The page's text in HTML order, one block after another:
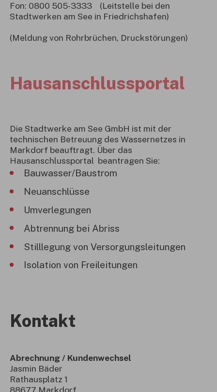
Fon: 0800 505-3333 (Leitstelle bei den
Stadtwerken am See in Friedrichshafen)
(Meldung von Rohrbrüchen, Druckstörungen)
Hausanschlussportal
Die Stadtwerke am See GmbH ist mit der
technischen Betreuung des Wassernetzes in
Markdorf beauftragt. Über das
Hausanschlussportal beantragen Sie:
Bauwasser/Baustrom
Neuanschlüsse
Umverlegungen
Abtrennung bei Abriss
Stilllegung von Versorgungsleitungen
Isolation von Freileitungen
Kontakt
Abrechnung / Kundenwechsel
Jasmin Bäder
Rathausplatz 1
88677 Markdorf